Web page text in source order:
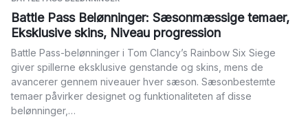
Battle Pass Belønninger: Sæsonmæssige temaer,
Eksklusive skins, Niveau progression
Battle Pass-belønninger i Tom Clancy’s Rainbow Six Siege
giver spillerne eksklusive genstande og skins, mens de
avancerer gennem niveauer hver sæson. Sæsonbestemte
temaer påvirker designet og funktionaliteten af disse
belønninger,…